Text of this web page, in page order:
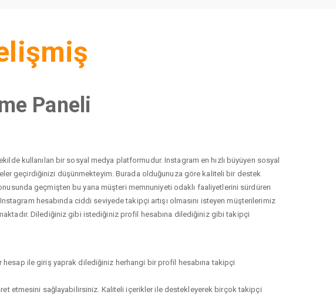
Paneli
kullanılan bir sosyal medya platformudur. Instagram en hızlı büyüyen sosyal
geçirdiğinizi düşünmekteyim. Burada olduğunuza göre kaliteli bir destek
geçmişten bu yana müşteri memnuniyeti odaklı faaliyetlerini sürdüren
hesabında ciddi seviyede takipçi artışı olmasını isteyen müşterilerimiz
Dilediğiniz gibi istediğiniz profil hesabına dilediğiniz gibi takipçi
ile giriş yaprak dilediğiniz herhangi bir profil hesabına takipçi
etmesini sağlayabilirsiniz. Kaliteli içerikler ile destekleyerek birçok takipçi